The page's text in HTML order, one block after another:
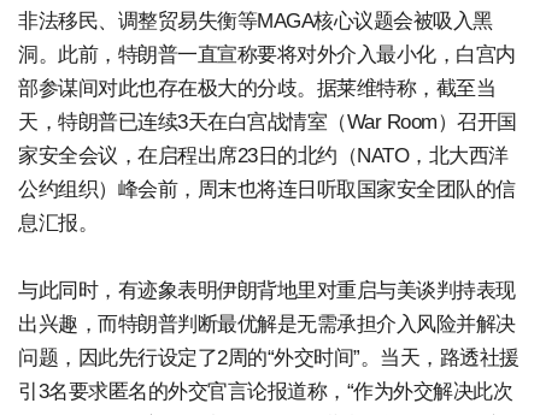
非法移民、调整贸易失衡等MAGA核心议题会被吸入黑
洞。此前，特朗普一直宣称要将对外介入最小化，白宫内
部参谋间对此也存在极大的分歧。据莱维特称，截至当
天，特朗普已连续3天在白宫战情室（War Room）召开国
家安全会议，在启程出席23日的北约（NATO，北大西洋
公约组织）峰会前，周末也将连日听取国家安全团队的信
息汇报。
与此同时，有迹象表明伊朗背地里对重启与美谈判持表现
出兴趣，而特朗普判断最优解是无需承担介入风险并解决
问题，因此先行设定了2周的“外交时间”。当天，路透社援
引3名要求匿名的外交官言论报道称，“作为外交解决此次